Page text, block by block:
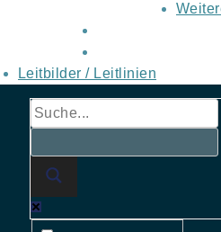
Leitbilder / Leitlinien